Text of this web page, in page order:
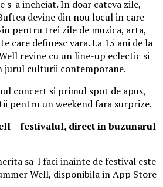
s-a incheiat. In doar cateva zile,
devine din nou locul in care
pentru trei zile de muzica, arta,
care definesc vara. La 15 ani de la
revine cu un line-up eclectic si
jurul culturii contemporane.
concert si primul spot de apus,
pentru un weekend fara surprize.
– festivalul, direct in buzunarul
sa-l faci inainte de festival este
Well, disponibila in App Store